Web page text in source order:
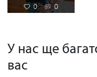
0 0
У нас ще
вас